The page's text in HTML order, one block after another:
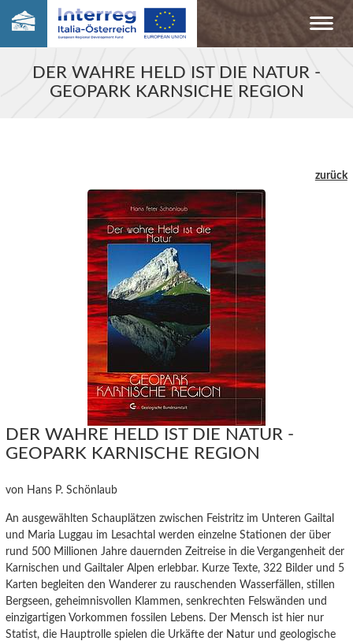
DER WAHRE HELD IST DIE NATUR -
GEOPARK KARNSICHE REGION
zurück
DER WAHRE HELD IST DIE NATUR -
GEOPARK KARNISCHE REGION
von Hans P. Schönlaub
An ausgewählten Schauplätzen zwischen Feistritz im Unteren Gailtal
und Maria Luggau im Lesachtal werden einzelne Stationen der über
rund 500 Millionen Jahre dauernden Zeitreise in die Vergangenheit der
Karnischen und Gailtaler Alpen erlebbar. Kurze Texte, 322 Bilder und 5
Karten begleiten den Wanderer zu rauschenden Wasserfällen, stillen
Bergseen, geheimnisvollen Klammen, senkrechten Felswänden und
einzigartigen Vorkommen fossilen Lebens. Der Mensch ist hier nur
Statist, die Hauptrolle spielen die Urkäfte der Natur und geologische